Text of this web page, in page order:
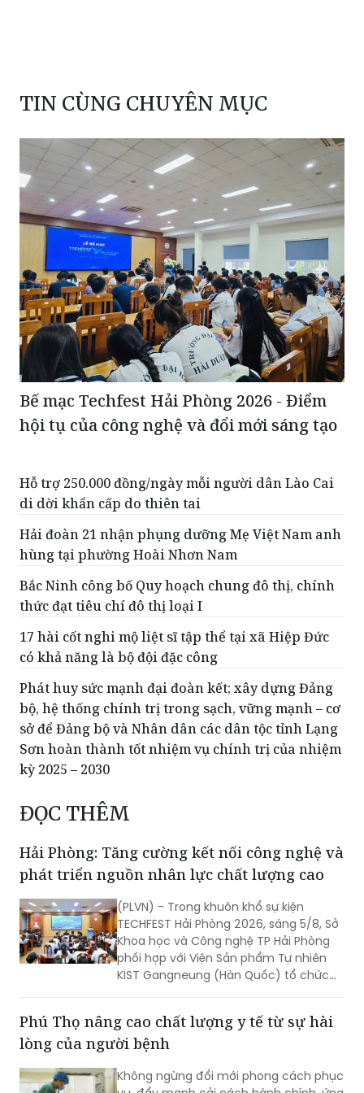
TIN CÙNG CHUYÊN MỤC
Bế mạc Techfest Hải Phòng 2026 - Điểm
hội tụ của công nghệ và đổi mới sáng tạo
Hỗ trợ 250.000 đồng/ngày mỗi người dân Lào Cai
di dời khẩn cấp do thiên tai
Hải đoàn 21 nhận phụng dưỡng Mẹ Việt Nam anh
hùng tại phường Hoài Nhơn Nam
Bắc Ninh công bố Quy hoạch chung đô thị, chính
thức đạt tiêu chí đô thị loại I
17 hài cốt nghi mộ liệt sĩ tập thể tại xã Hiệp Đức
có khả năng là bộ đội đặc công
Phát huy sức mạnh đại đoàn kết; xây dựng Đảng
bộ, hệ thống chính trị trong sạch, vững mạnh – cơ
sở để Đảng bộ và Nhân dân các dân tộc tỉnh Lạng
Sơn hoàn thành tốt nhiệm vụ chính trị của nhiệm
kỳ 2025 – 2030
ĐỌC THÊM
Hải Phòng: Tăng cường kết nối công nghệ và
phát triển nguồn nhân lực chất lượng cao
(PLVN) - Trong khuôn khổ sự kiện
TECHFEST Hải Phòng 2026, sáng 5/8, Sở
Khoa học và Công nghệ TP Hải Phòng
phối hợp với Viện Sản phẩm Tự nhiên
KIST Gangneung (Hàn Quốc) tổ chức
nghiệp TP Hải Phòng.
Phú Thọ nâng cao chất lượng y tế từ sự hài
lòng của người bệnh
Không ngừng đổi mới phong cách phục